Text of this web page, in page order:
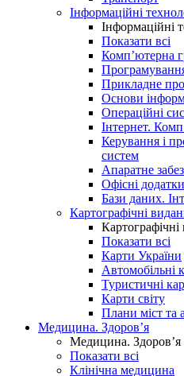
Інформаційні
Інформаційні
Показати всі
Комп’ютерна
Прикладне
Основи
Операційні
Інтернет.
Керування і
систем
Апаратне
Офісні додатки
Бази даних.
Картографічні
Показати всі
Карти України
Автомобільні
Туристичні
Карти світу
Плани міст та
Медицина. Здоров’я
Медицина. Здоров’я
Показати всі
Клінічна медицина